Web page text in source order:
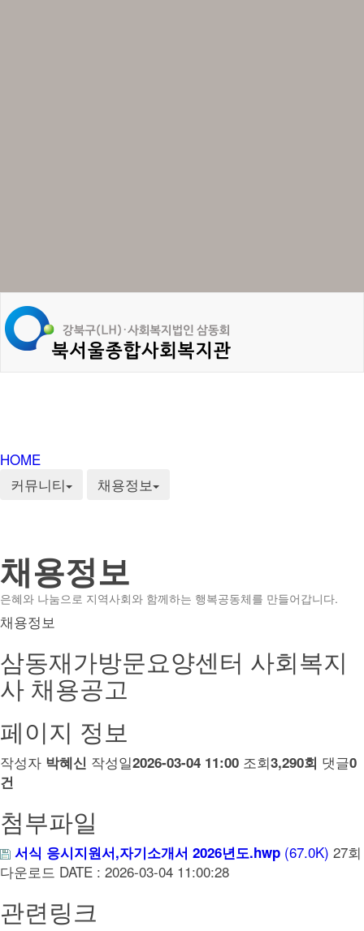
HOME
커뮤니티
채용정보
채용정보
은혜와 나눔으로 지역사회와 함께하는 행복공동체를 만들어갑니다.
채용정보
삼동재가방문요양센터 사회복지
사 채용공고
페이지 정보
작성자 박혜신 작성일2026-03-04 11:00 조회3,290회 댓글0
건
첨부파일
서식 응시지원서,자기소개서 2026년도.hwp (67.0K) 27회
다운로드 DATE : 2026-03-04 11:00:28
관련링크